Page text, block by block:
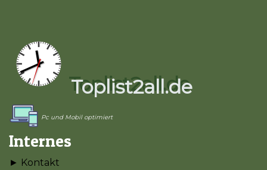
Toplist2all.de
Pc und Mobil optimiert
Internes
► Kontakt